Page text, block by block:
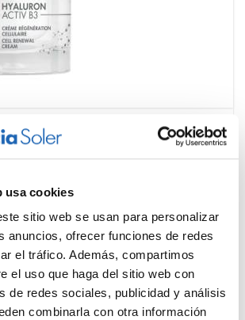
usa cookies
sitio web se usan para personalizar
anuncios, ofrecer funciones de redes
el tráfico. Además, compartimos
el uso que haga del sitio web con
de redes sociales, publicidad y análisis
combinarla con otra información
B3 CREMA
(50ML)
46.90€
35,15€
PRECIO ESPECIAL